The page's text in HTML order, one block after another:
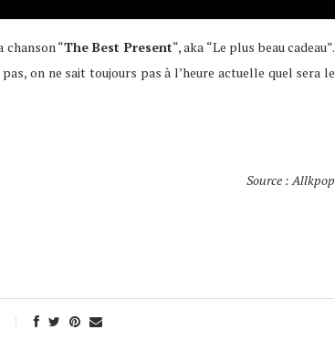
chanson “The Best Present“, aka “Le plus beau cadeau”.
on ne sait toujours pas à l’heure actuelle quel sera le
Source : Allkpop